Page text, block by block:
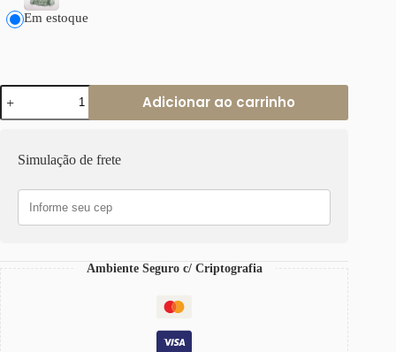
Em estoque
Camisa
Feminina
Tradicional
Frontal
Trabalhados
Verde
quantidade
Adicionar ao carrinho
Simulação de frete
Ambiente Seguro c/ Criptografia